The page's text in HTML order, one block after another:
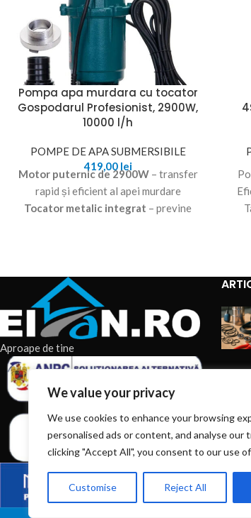
We value your privacy
We use cookies to enhance your browsing
personalised ads or content, and analyse our
clicking "Accept All", you consent to our use
Customise Reject All
Pompa apa murdara cu tocator
Gospodarul Profesionist, 2900W,
10000 l/h
POMPE DE APA SUBMERSIBILE
419,00 lei
Motor puternic de 2900W– transfer
rapid și eficient al apei murdare
Tocator metalic integrat – previne
Construcție durabilă– corp dinfontă
anticorozivă, rulmenți metalici și ax din
oțel carbon
Debit mare – 10.000 l/h– evacuează
rapid volume mari de apă
Alimentare la 220V
– funcționează la o
Aproape de tine